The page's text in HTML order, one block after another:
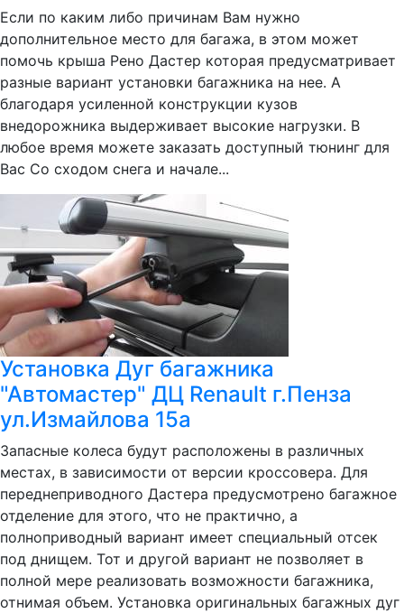
Если по каким либо причинам Вам нужно
дополнительное место для багажа, в этом может
помочь крыша Рено Дастер которая предусматривает
разные вариант установки багажника на нее. А
благодаря усиленной конструкции кузов
внедорожника выдерживает высокие нагрузки. В
любое время можете заказать доступный тюнинг для
Вас Со сходом снега и начале...
Установка Дуг багажника
"Автомастер" ДЦ Renault г.Пенза
ул.Измайлова 15а
Запасные колеса будут расположены в различных
местах, в зависимости от версии кроссовера. Для
переднеприводного Дастера предусмотрено багажное
отделение для этого, что не практично, а
полноприводный вариант имеет специальный отсек
под днищем. Тот и другой вариант не позволяет в
полной мере реализовать возможности багажника,
отнимая объем. Установка оригинальных багажных дуг